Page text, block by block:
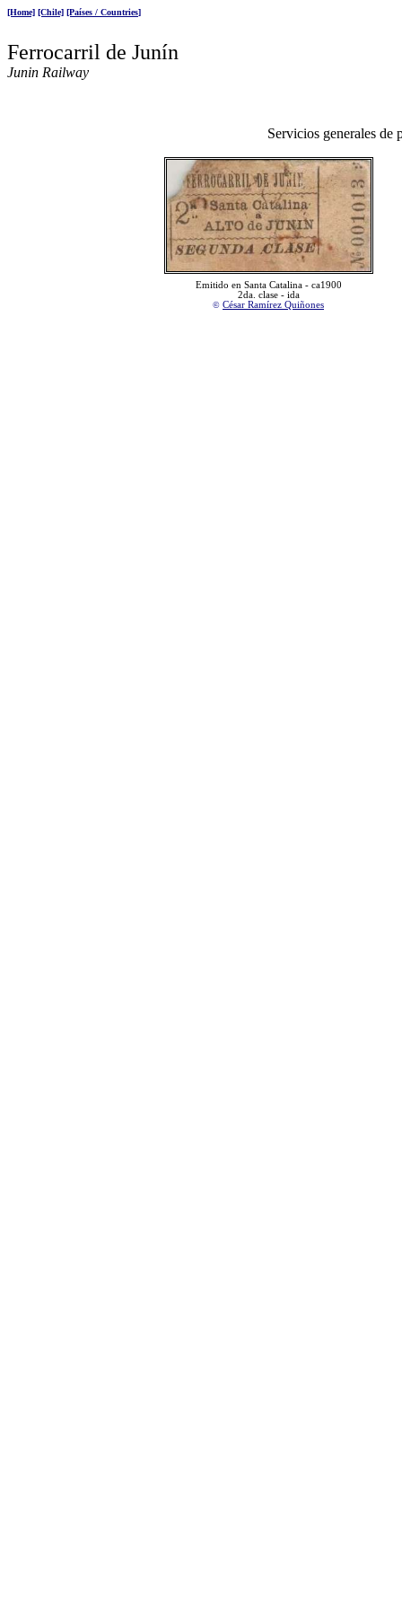
[Home] [Chile] [Países / Countries]
Ferrocarril de Junín
Junin Railway
Servicios generales de
Emitido en Santa Catalina - ca1900
2da. clase - ida
© César Ramírez Quiñones